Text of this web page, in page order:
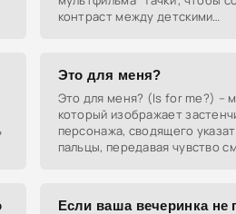
контраст между детскими
Это для меня?
Это для меня? (Is for me?) –
который изображает
персонажа, сводящего
пальцы, передавая чувство
Если ваша вечеринка не